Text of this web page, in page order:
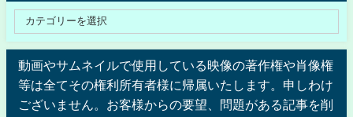
動画やサムネイルで使用している映像の著作権や肖像権
等は全てその権利所有者様に帰属いたします。申しわけ
ございません。お客様からの要望、問題がある記事を削